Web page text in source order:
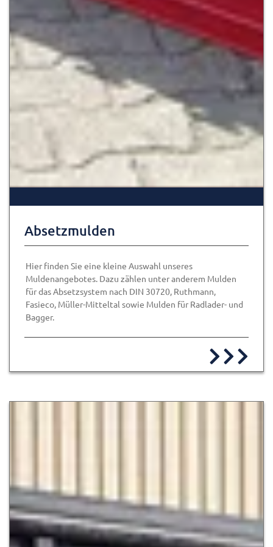
Absetzmulden
Hier finden Sie eine kleine Auswahl unseres
Muldenangebotes. Dazu zählen unter anderem Mulden
für das Absetzsystem nach DIN 30720, Ruthmann,
Fasieco, Müller-Mitteltal sowie Mulden für Radlader- und
Bagger.